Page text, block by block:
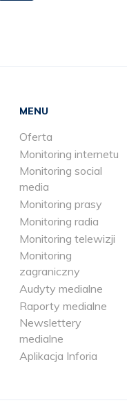
MENU
Oferta
Monitoring internetu
Monitoring social
media
Monitoring prasy
Monitoring radia
Monitoring telewizji
Monitoring
zagraniczny
Audyty medialne
Raporty medialne
Newslettery
medialne
Aplikacja Inforia